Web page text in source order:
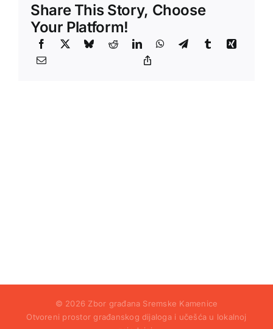
Share This Story, Choose
Your Platform!
© 2026 Zbor građana Sremske Kamenice
Otvoreni prostor građanskog dijaloga i učešća u lokalnoj